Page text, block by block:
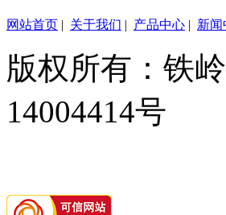
网站首页 | 关于我们 | 产品中心 | 新闻
版权所有：铁
14004414号